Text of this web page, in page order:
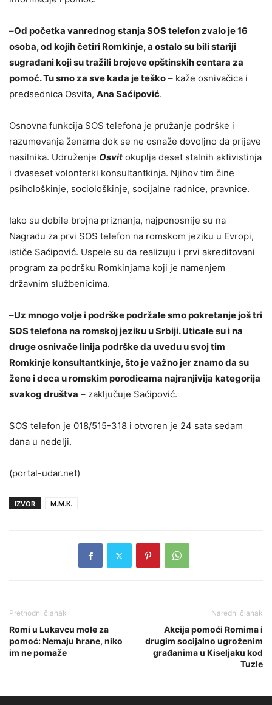
–Od početka vanrednog stanja SOS telefon zvalo je 16
osoba, od kojih četiri Romkinje, a ostalo su bili stariji
sugrađani koji su tražili brojeve opštinskih centara za
pomoć. Tu smo za sve kada je teško – kaže osnivačica i
predsednica Osvita, Ana Saćipović.
Osnovna funkcija SOS telefona je pružanje podrške i
razumevanja ženama dok se ne osnaže dovoljno da prijave
nasilnika. Udruženje Osvit okuplja deset stalnih aktivistinja
i dvaseset volonterki konsultantkinja. Njihov tim čine
psihološkinje, sociološkinje, socijalne radnice, pravnice.
Iako su dobile brojna priznanja, najponosnije su na
Nagradu za prvi SOS telefon na romskom jeziku u Evropi,
ističe Saćipović. Uspele su da realizuju i prvi akreditovani
program za podršku Romkinjama koji je namenjem
državnim službenicima.
–Uz mnogo volje i podrške podržale smo pokretanje još tri
SOS telefona na romskoj jeziku u Srbiji. Uticale su i na
druge osnivače linija podrške da uvedu u svoj tim
Romkinje konsultantkinje, što je važno jer znamo da su
žene i deca u romskim porodicama najranjivija kategorija
svakog društva – zaključuje Saćipović.
SOS telefon je 018/515-318 i otvoren je 24 sata sedam
dana u nedelji.
(portal-udar.net)
IZVOR M.M.K.
Prethodni članak
Romi u Lukavcu mole za
pomoć: Nemaju hrane, niko
im ne pomaže
Naredni članak
Akcija pomoći Romima i
drugim socijalno ugroženim
građanima u Kiseljaku kod
Tuzle